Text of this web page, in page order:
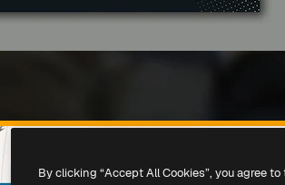
API
Todas as
confiabilidade
Empresas
Todos os direitos reservados.
By clicking “Accept All Cookies”, you agree